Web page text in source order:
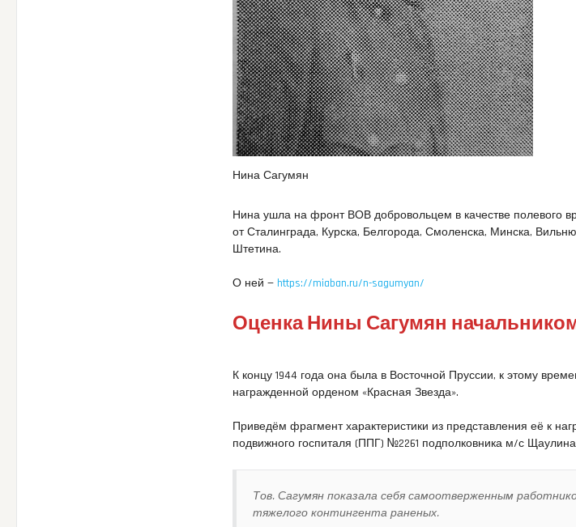
Нина Сагумян
Нина ушла на фронт ВОВ добровольцем в качестве полевого
от Сталинграда, Курска, Белгорода, Смоленска, Минска,
Штетина.
О ней — https://miaban.ru/n-sagumyan/
Оценка Нины Сагумян
К концу 1944 года она была в Восточной Пруссии, к этому
награжденной орденом «Красная Звезда».
Приведём фрагмент характеристики из представления её к
подвижного госпиталя (ППГ) №2261 подполковника м/с
Тов. Сагумян показала себя самоотверженным
тяжелого контингента раненых.